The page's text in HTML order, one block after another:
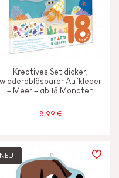
zählen
Kreatives Set dicker,
wiederablösbarer Aufkleber
– Meer – ab 18 Monaten
8,99 €
NEU